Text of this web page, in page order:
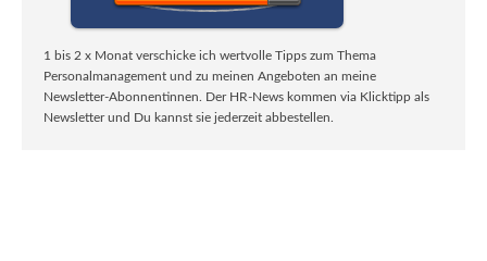
1 bis 2 x Monat verschicke ich wertvolle Tipps zum Thema
Personalmanagement und zu meinen Angeboten an meine
Newsletter-Abonnentinnen. Der HR-News kommen via Klicktipp als
Newsletter und Du kannst sie jederzeit abbestellen.